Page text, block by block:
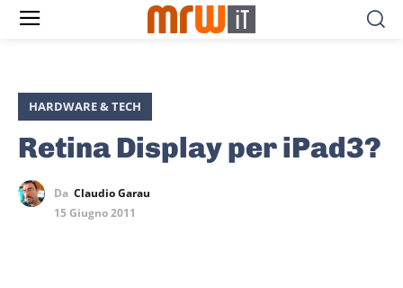
HARDWARE & TECH
Retina Display per iPad3?
Da Claudio Garau
15 Giugno 2011